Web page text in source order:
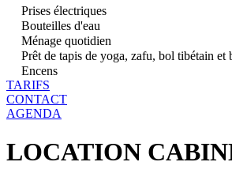
Prises électriques
Bouteilles d'eau
Ménage quotidien
Prêt de tapis de yoga, zafu, bol tibétain et
Encens
TARIFS
CONTACT
AGENDA
LOCATION